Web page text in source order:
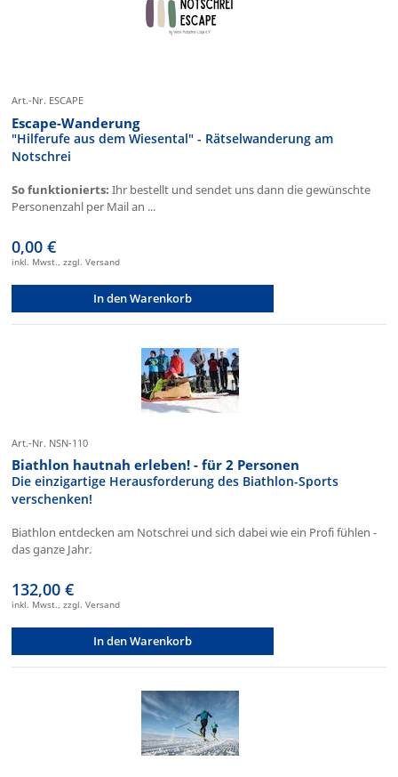
Art.-Nr. ESCAPE
Escape-Wanderung
"Hilferufe aus dem Wiesental" - Rätselwanderung am
Notschrei
So funktionierts: Ihr bestellt und sendet uns dann die gewünschte
Personenzahl per Mail an ...
0,00 €
inkl. Mwst., zzgl. Versand
In den Warenkorb
Art.-Nr. NSN-110
Biathlon hautnah erleben! - für 2 Personen
Die einzigartige Herausforderung des Biathlon-Sports
verschenken!
Biathlon entdecken am Notschrei und sich dabei wie ein Profi fühlen -
das ganze Jahr.
132,00 €
inkl. Mwst., zzgl. Versand
In den Warenkorb